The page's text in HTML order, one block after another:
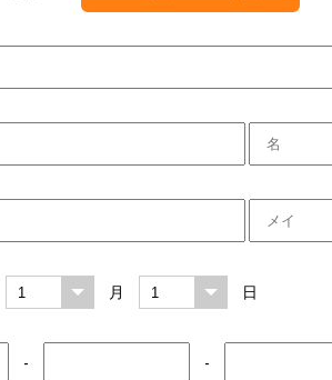
月 日
- -